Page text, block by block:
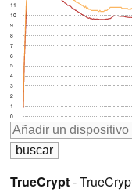
0
1
2
3
4
5
6
7
8
9
10
11
TrueCrypt-